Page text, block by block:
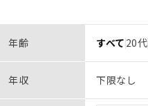
年齢 すべて 20代
年収